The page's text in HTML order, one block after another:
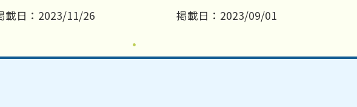
載日：2023/11/26 掲載日：2023/09/01